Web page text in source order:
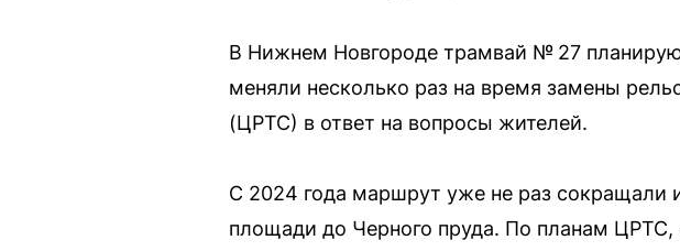
В Нижнем Новгороде трамвай № 27
меняли несколько раз на время замены
(ЦРТС) в ответ на вопросы жителей.
С 2024 года маршрут уже не раз сокращали
площади до Черного пруда. По планам